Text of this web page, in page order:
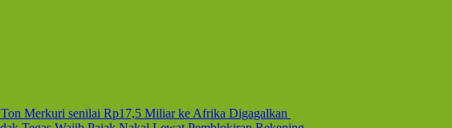
Merkuri senilai Rp17,5 Miliar ke Afrika Digagalkan